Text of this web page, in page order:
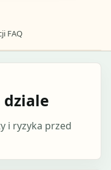
FAQ
dziale
i ryzyka przed